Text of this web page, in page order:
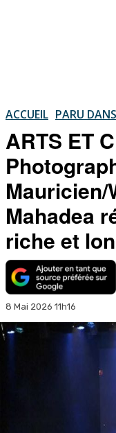
ACCUEIL PARU
ARTS ET
Mauricien/
Mahadea
riche et
8 Mai 2026 11h16